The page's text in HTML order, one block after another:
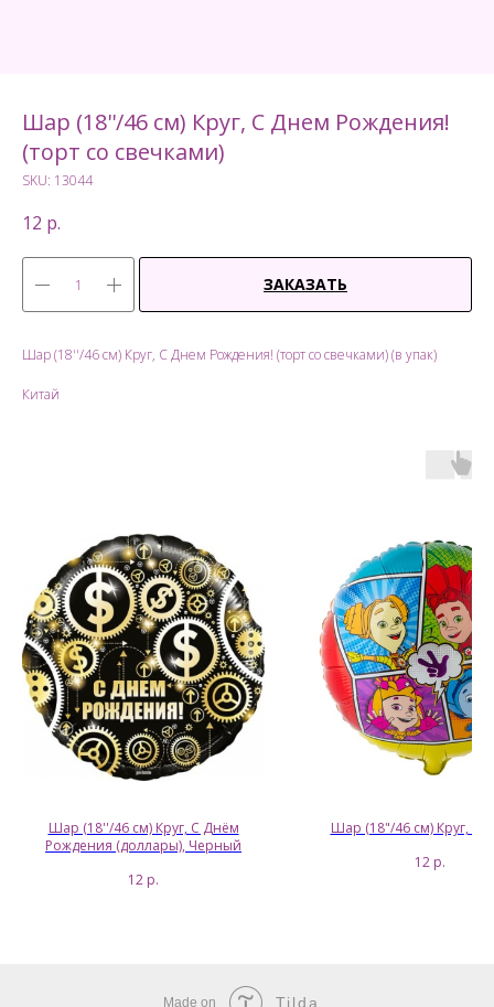
Шар (18''/46 см) Круг, С Днем Рождения!
(торт со свечками)
SKU: 13044
12 р.
ЗАКАЗАТЬ
Шар (18''/46 см) Круг, С Днем Рождения! (торт со свечками) (в упак)
Китай
Шар (18''/46 см) Круг, С Днём
Рождения (доллары), Черный
12 р.
Шар (18"/46 см) Круг,
12 р.
Made on Tilda